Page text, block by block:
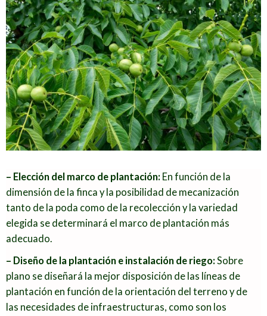
observaremos la profundidad y
calidad del suelo, el grado de
acidez, composición química y
concentración de sales y cloruros.
En función de los análisis se
estudiarán las enmiendas
correspondientes. La orografía
del terreno nos mostrará zonas de
acumulación de componentes
pesados que favorezcan un
estudio nos ayudará a elegir el tipo
de patrón a utilizar en las distintas
áreas de la finca.
– Estudio de la climatología:El
de últimas heladas serán
determinantes en la elección de la
variedad compatible con nuestra
zona. El estudio de los vientos
– Elección del marco de plantación: En función de la
dimensión de la finca y la posibilidad de mecanización
tanto de la poda como de la recolección y la variedad
elegida se determinará el marco de plantación más
adecuado.
– Diseño de la plantación e instalación de riego: Sobre
plano se diseñará la mejor disposición de las líneas de
plantación en función de la orientación del terreno y de
las necesidades de infraestructuras, como son los